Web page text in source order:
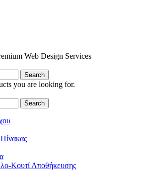
Web Design Services
Search
you are looking for.
Search
Κουτί Αποθήκευσης